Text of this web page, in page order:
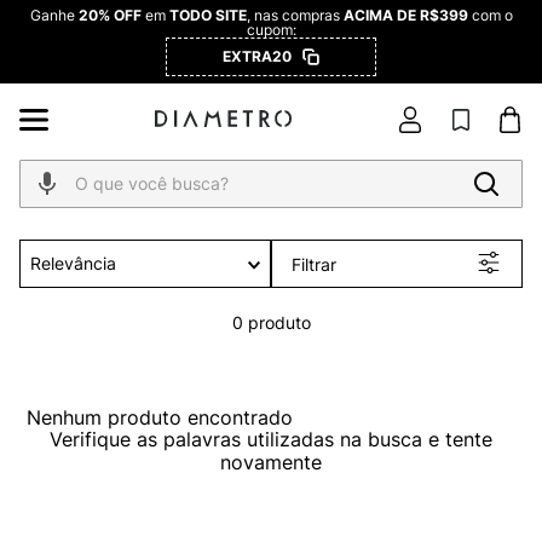
Ganhe 20% OFFem TODO SITE, nas compras ACIMA DE R$399com o
cupom:
EXTRA20
O que você busca?
Relevância Filtrar
0 produto
Nenhum produto encontrado